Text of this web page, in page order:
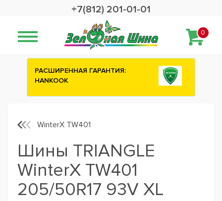
+7(812) 201-01-01
0
Сashback 2500 рублей на зимние
WinterX TW401
Шины TRIANGLE
WinterX TW401
205/50R17 93V XL